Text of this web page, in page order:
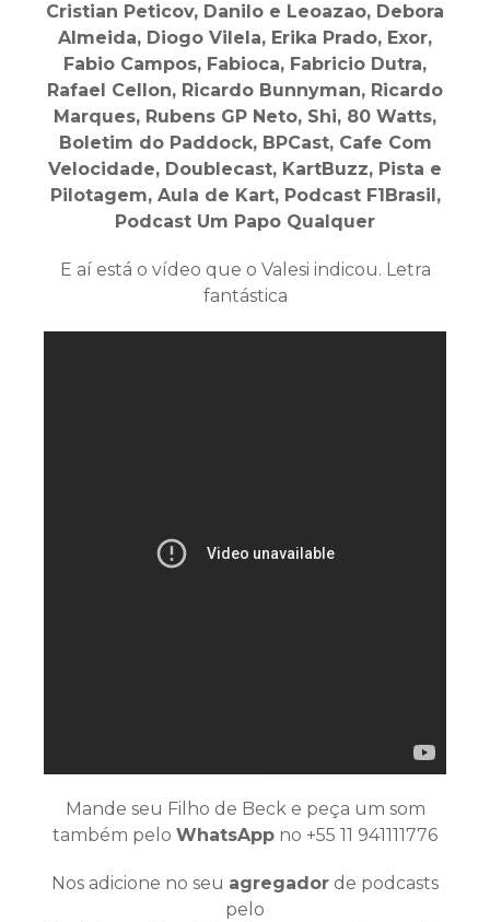
Cristian Peticov, Danilo e Leoazao, Debora
Almeida, Diogo Vilela, Erika Prado, Exor,
Fabio Campos, Fabioca, Fabricio Dutra,
Rafael Cellon, Ricardo Bunnyman, Ricardo
Marques, Rubens GP Neto, Shi, 80 Watts,
Boletim do Paddock, BPCast, Cafe Com
Velocidade, Doublecast, KartBuzz, Pista e
Pilotagem, Aula de Kart, Podcast F1Brasil,
Podcast Um Papo Qualquer
E aí está o vídeo que o Valesi indicou. Letra
fantástica
Mande seu Filho de Beck e peça um som
também pelo WhatsApp no +55 11 941111776
Nos adicione no seu agregador de podcasts
pelo